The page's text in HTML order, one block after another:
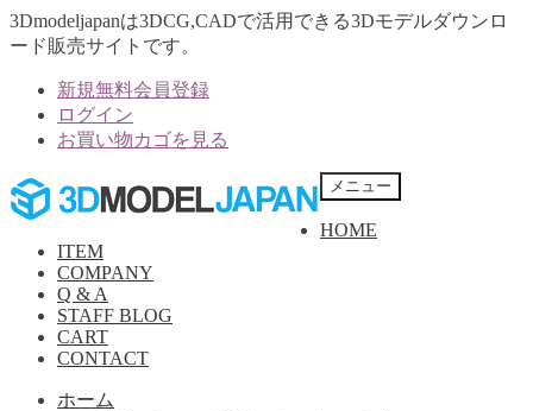
3Dmodeljapanは3DCG,CADで活用できる3Dモデルダウンロ
ード販売サイトです。
新規無料会員登録
ログイン
お買い物カゴを見る
ナ
ビ
コ
ン
メニュー
HOME
ITEM
COMPANY
Q & A
STAFF BLOG
CART
CONTACT
ホーム